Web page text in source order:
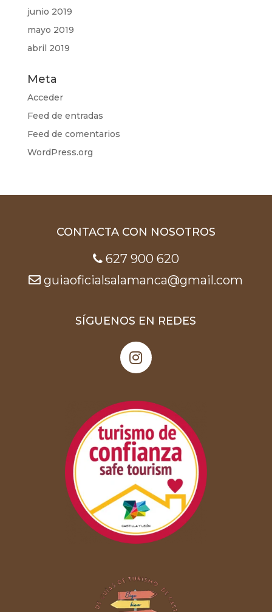
junio 2019
mayo 2019
abril 2019
Meta
Acceder
Feed de entradas
Feed de comentarios
WordPress.org
CONTACTA CON NOSOTROS
627 900 620
guiaoficialsalamanca@gmail.com
SÍGUENOS EN REDES